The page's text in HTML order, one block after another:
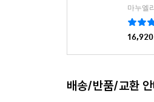
16,920
배송/반품/교환